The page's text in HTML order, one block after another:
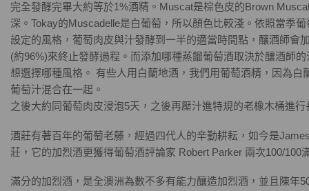
完全發酵完畢大約等於1%酒精。Muscat是棕色皮的Brown
深。Tokay的Muscadelle是白葡萄，所以顏色比較淺。依照當季
設定的風格，葡萄肉皮與汁發酵到一半的適當時間點，釀酒師會
(約96%)來終止發酵過程。而添加哪種蒸餾葡萄酒取決於釀酒師
想選擇哪種風格。 有些人用白蘭地酒，我們用葡萄酒精，因為白
葡萄汁混合在一起。
之後大約同葡萄肉皮浸泡5天，之後再壓汁進特規的老橡木桶進
酒莊有著百年的葡萄老藤，經過四代人的辛勤耕耘，如今是
莊，它的加烈酒更獲得葡萄酒評論家 Robert Parker 兩次100/100
滿分的加烈酒，是全澳洲為數不多有能力釀造加烈酒，並且陳年